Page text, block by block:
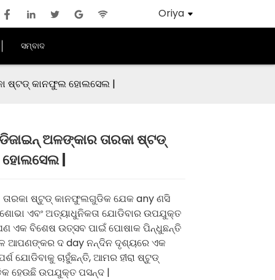
Oriya
ସମ୍ବାଦ
ଷ୍ଟଡ୍ କାନଫୁଲ ହୋଲସେଲ |
Loading...
Loading...
ଅଳଙ୍କାର ତାରକା ଷ୍ଟଡ୍
|
ଷ୍ଟୁଡ୍ କାନଫୁଲଗୁଡିକ ଯେକ any ଣସି
ଏବଂ ଅତ୍ୟାଧୁନିକତା ଯୋଡିବାର ଉପଯୁକ୍ତ
ଏକ ବିଶେଷ ଉତ୍ସବ ପାଇଁ ପୋଷାକ ପିନ୍ଧୁଛନ୍ତି
ଆପଣଙ୍କର ଦ day ନନ୍ଦିନ ଦୃଶ୍ୟରେ ଏକ
ଯୋଡିବାକୁ ଚାହୁଁଛନ୍ତି, ଆମର ହୀରା ଷ୍ଟୁଡ୍
ହେଉଛି ଉପଯୁକ୍ତ ପସନ୍ଦ |